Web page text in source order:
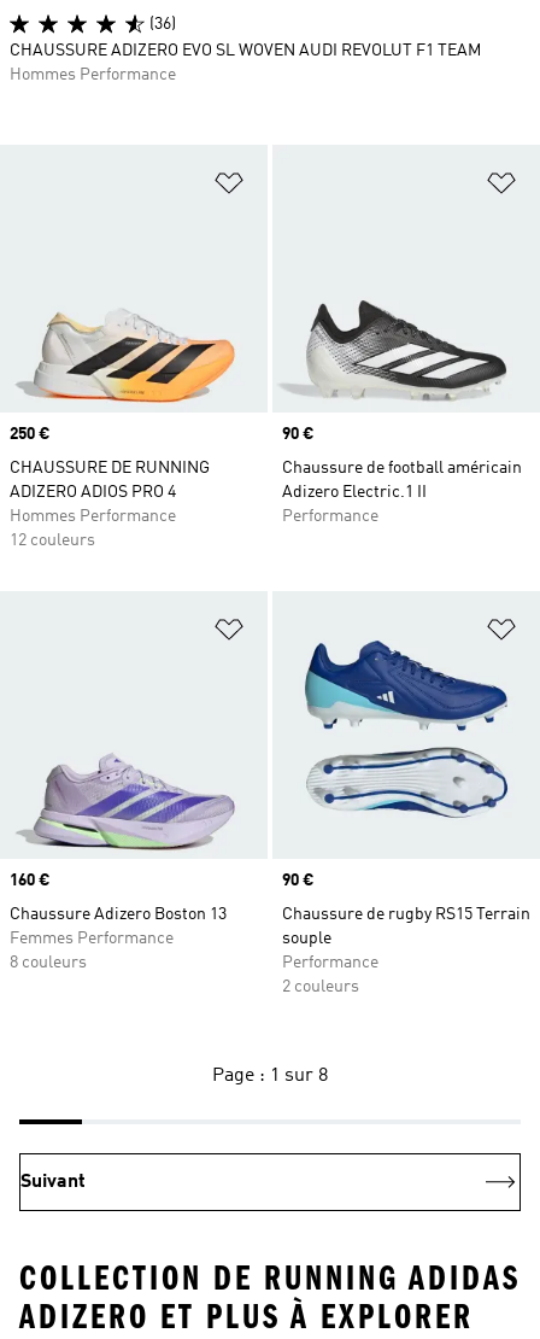
Ajouter à la Liste de produits
Prix
250 €
CHAUSSURE DE RUNNING
ADIZERO ADIOS PRO 4
Hommes Performance
12 couleurs
Prix
90 €
Chaussure de football américain
Adizero Electric.1 II
Performance
Ajouter à la Liste de produits
Prix
160 €
Chaussure Adizero Boston 13
Femmes Performance
8 couleurs
Prix
90 €
Chaussure de rugby RS15 Terrain
souple
Performance
2 couleurs
(36)
CHAUSSURE ADIZERO EVO SL WOVEN AUDI REVOLUT F1 TEAM
Hommes Performance
Page : 1 sur 8
Suivant
COLLECTION DE RUNNING ADIDAS
ADIZERO ET PLUS À EXPLORER